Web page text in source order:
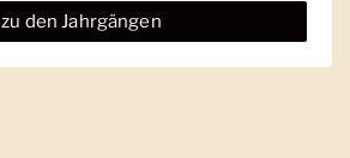
zu den Jahrgängen